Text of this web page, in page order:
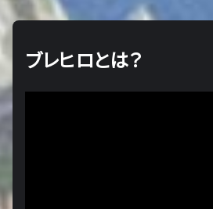
ブレヒロとは？